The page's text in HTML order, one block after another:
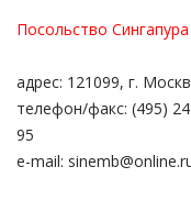
Посольство
адрес: 121099, г.
телефон/факс: (495)
95
e-mail: